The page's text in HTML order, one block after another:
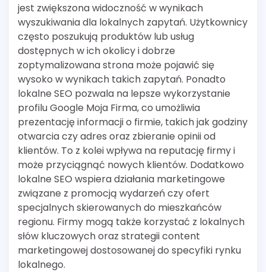
jest zwiększona widoczność w wynikach
wyszukiwania dla lokalnych zapytań. Użytkownicy
często poszukują produktów lub usług
dostępnych w ich okolicy i dobrze
zoptymalizowana strona może pojawić się
wysoko w wynikach takich zapytań. Ponadto
lokalne SEO pozwala na lepsze wykorzystanie
profilu Google Moja Firma, co umożliwia
prezentację informacji o firmie, takich jak godziny
otwarcia czy adres oraz zbieranie opinii od
klientów. To z kolei wpływa na reputację firmy i
może przyciągnąć nowych klientów. Dodatkowo
lokalne SEO wspiera działania marketingowe
związane z promocją wydarzeń czy ofert
specjalnych skierowanych do mieszkańców
regionu. Firmy mogą także korzystać z lokalnych
słów kluczowych oraz strategii content
marketingowej dostosowanej do specyfiki rynku
lokalnego.